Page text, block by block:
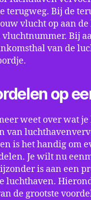
terugweg. Bij de
vlucht op aan
vluchtnummer. Bij
van de
op
weet over wat
van
is het handig om
Je wilt nu
is aan een
luchthaven.
de grootste